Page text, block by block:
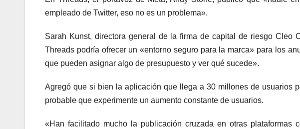
empleado de Twitter, eso no es un problema».
Sarah Kunst, directora general de la firma de capital de riesgo Cleo
Threads podría ofrecer un «entorno seguro para la marca» para los
que pueden asignar algo de presupuesto y ver qué sucede».
Agregó que si bien la aplicación que llega a 30 millones de usuarios
probable que experimente un aumento constante de usuarios.
«Han facilitado mucho la publicación cruzada en otras plataformas